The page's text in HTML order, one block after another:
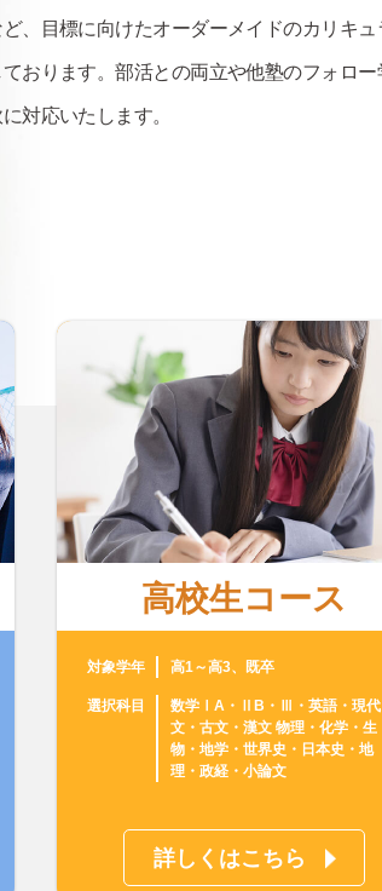
、目標に向けたオーダーメイドのカリキュ
おります。部活との両立や他塾のフォロー
対応いたします。
高校生コース
対象学年 高1～高3、既卒
選択科目
数学ⅠA・ⅡB・Ⅲ・英語・現代
文・古文・漢文 物理・化学・生
物・地学・世界史・日本史・地
理・政経・小論文
詳しくはこちら